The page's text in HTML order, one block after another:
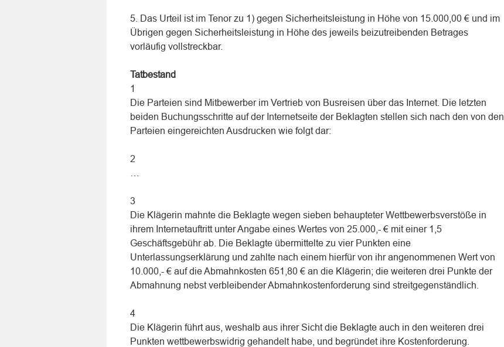
5. Das Urteil ist im Tenor zu 1) gegen Sicherheitsleistung in Höhe von 15.000,00 € und im
Übrigen gegen Sicherheitsleistung in Höhe des jeweils beizutreibenden Betrages
vorläufig vollstreckbar.
Tatbestand
1
Die Parteien sind Mitbewerber im Vertrieb von Busreisen über das Internet. Die letzten
beiden Buchungsschritte auf der Internetseite der Beklagten stellen sich nach den von den
Parteien eingereichten Ausdrucken wie folgt dar:
2
3
Die Klägerin mahnte die Beklagte wegen sieben behaupteter Wettbewerbsverstöße in
ihrem Internetauftritt unter Angabe eines Wertes von 25.000,- € mit einer 1,5
Geschäftsgebühr ab. Die Beklagte übermittelte zu vier Punkten eine
Unterlassungserklärung und zahlte nach einem hierfür von ihr angenommenen Wert von
10.000,- € auf die Abmahnkosten 651,80 € an die Klägerin; die weiteren drei Punkte der
Abmahnung nebst verbleibender Abmahnkostenforderung sind streitgegenständlich.
4
Die Klägerin führt aus, weshalb aus ihrer Sicht die Beklagte auch in den weiteren drei
Punkten wettbewerbswidrig gehandelt habe, und begründet ihre Kostenforderung.